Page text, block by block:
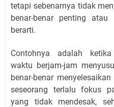
tetapi sebenarnya tidak
benar-benar penting
berarti.
Contohnya adalah
waktu berjam-jam
benar-benar
seseorang terlalu fokus
yang tidak mendesak,